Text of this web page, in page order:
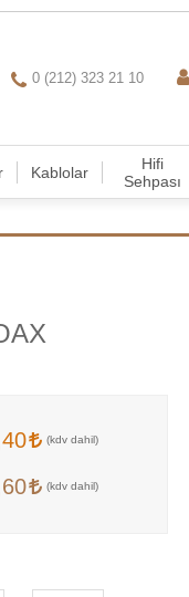
0 (212) 323 21 10
Kablolar
Hifi
Sehpası